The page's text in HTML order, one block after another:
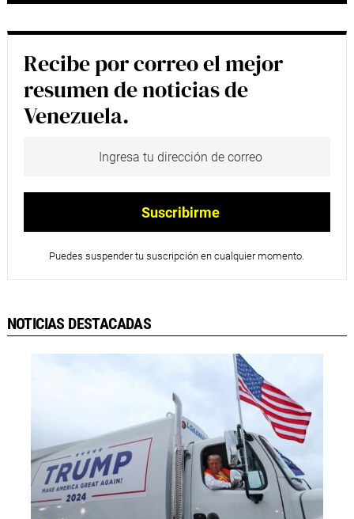
Recibe por correo el mejor
resumen de noticias de
Venezuela.
Puedes suspender tu suscripción en cualquier momento.
NOTICIAS DESTACADAS